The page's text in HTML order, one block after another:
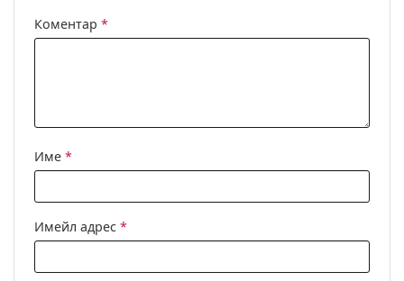
панти:
Кутия:
Да
Пол:
Дамски
Категория:
Диоптрични очила
Коментар *
Име *
Имейл адрес *